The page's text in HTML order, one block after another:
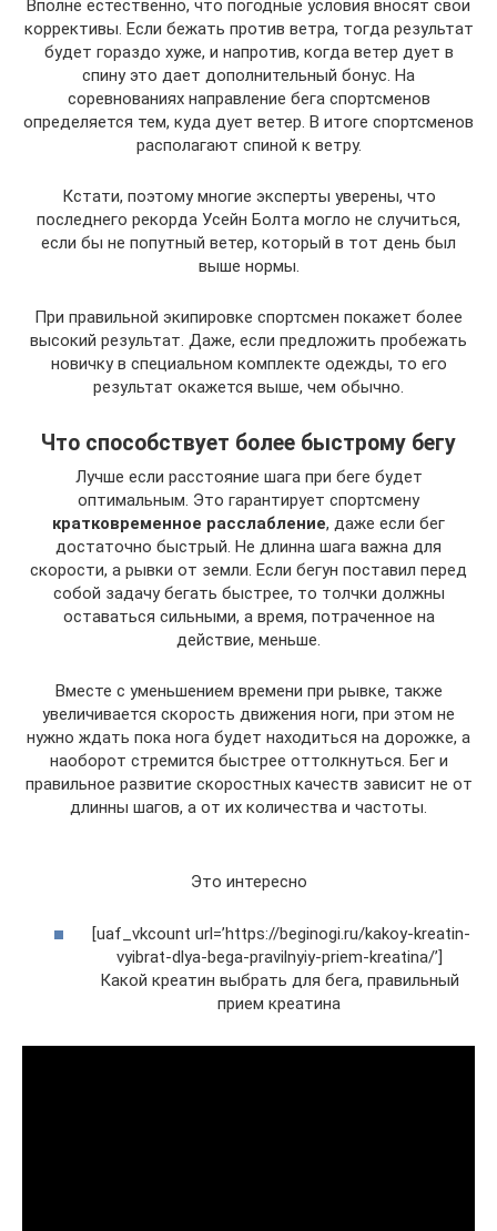
Вполне естественно, что погодные условия вносят свои
коррективы. Если бежать против ветра, тогда результат
будет гораздо хуже, и напротив, когда ветер дует в
спину это дает дополнительный бонус. На
соревнованиях направление бега спортсменов
определяется тем, куда дует ветер. В итоге спортсменов
располагают спиной к ветру.
Кстати, поэтому многие эксперты уверены, что
последнего рекорда Усейн Болта могло не случиться,
если бы не попутный ветер, который в тот день был
выше нормы.
При правильной экипировке спортсмен покажет более
высокий результат. Даже, если предложить пробежать
новичку в специальном комплекте одежды, то его
результат окажется выше, чем обычно.
Что способствует более быстрому бегу
Лучше если расстояние шага при беге будет
оптимальным. Это гарантирует спортсмену
кратковременное расслабление, даже если бег
достаточно быстрый. Не длинна шага важна для
скорости, а рывки от земли. Если бегун поставил перед
собой задачу бегать быстрее, то толчки должны
оставаться сильными, а время, потраченное на
действие, меньше.
Вместе с уменьшением времени при рывке, также
увеличивается скорость движения ноги, при этом не
нужно ждать пока нога будет находиться на дорожке, а
наоборот стремится быстрее оттолкнуться. Бег и
правильное развитие скоростных качеств зависит не от
длинны шагов, а от их количества и частоты.
Это интересно
[uaf_vkcount url=’https://beginogi.ru/kakoy-kreatin-
vyibrat-dlya-bega-pravilnyiy-priem-kreatina/’]
Какой креатин выбрать для бега, правильный
прием креатина